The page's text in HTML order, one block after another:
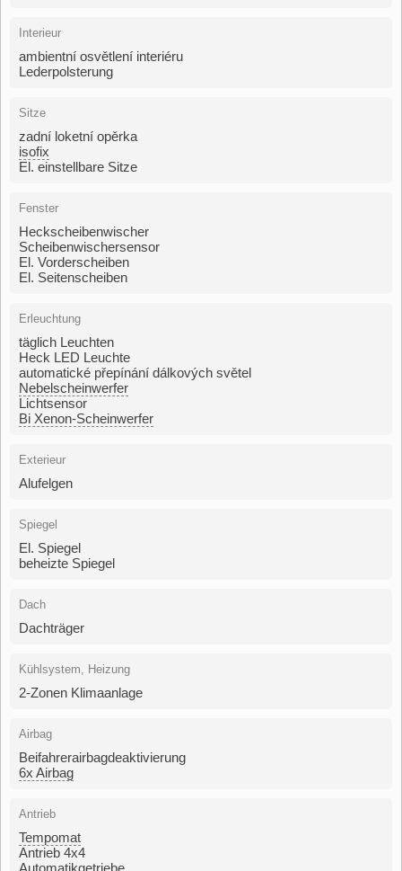
Interieur
ambientní osvětlení interiéru
Lederpolsterung
Sitze
zadní loketní opěrka
isofix
El. einstellbare Sitze
Fenster
Heckscheibenwischer
Scheibenwischersensor
El. Vorderscheiben
El. Seitenscheiben
Erleuchtung
täglich Leuchten
Heck LED Leuchte
automatické přepínání dálkových světel
Nebelscheinwerfer
Lichtsensor
Bi Xenon-Scheinwerfer
Exterieur
Alufelgen
Spiegel
El. Spiegel
beheizte Spiegel
Dach
Dachträger
Kühlsystem, Heizung
2-Zonen Klimaanlage
Airbag
Beifahrerairbagdeaktivierung
6x Airbag
Antrieb
Tempomat
Antrieb 4x4
Automatikgetriebe